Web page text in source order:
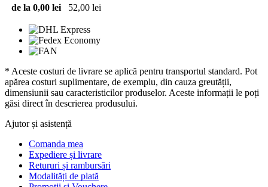
de la 0,00 lei
52,00 lei
* Aceste costuri de livrare se aplică pentru transportul standard. Pot
apărea costuri suplimentare, de exemplu, din cauza greutății,
dimensiunii sau caracteristicilor produselor. Aceste informații le poți
găsi direct în descrierea produsului.
Ajutor și asistență
Comanda mea
Expediere și livrare
Retururi și rambursări
Modalități de plată